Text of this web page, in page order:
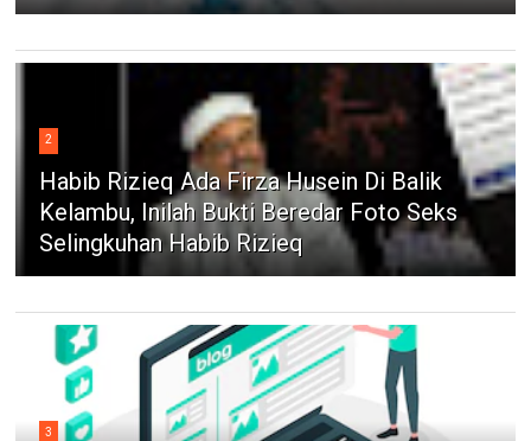
2
Habib Rizieq Ada Firza Husein Di Balik
Kelambu, Inilah Bukti Beredar Foto Seks
Selingkuhan Habib Rizieq
3